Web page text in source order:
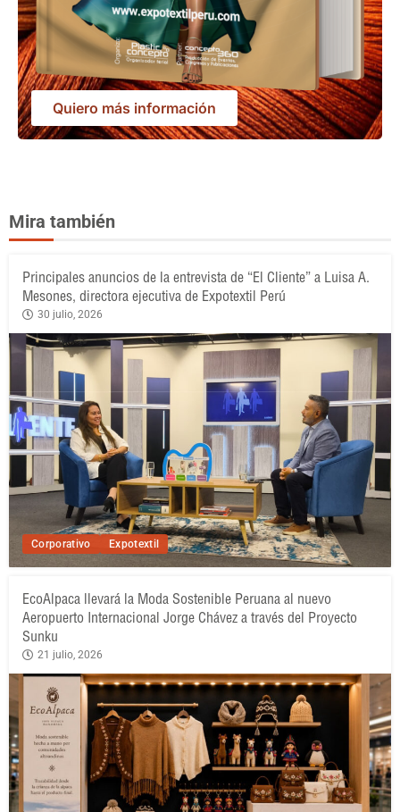
Quiero más información
Mira también
Corporativo Expotextil
Principales anuncios de la entrevista de “El Cliente” a Luisa A.
Mesones, directora ejecutiva de Expotextil Perú
30 julio, 2026
EcoAlpaca llevará la Moda Sostenible Peruana al nuevo
Aeropuerto Internacional Jorge Chávez a través del Proyecto
Sunku
21 julio, 2026